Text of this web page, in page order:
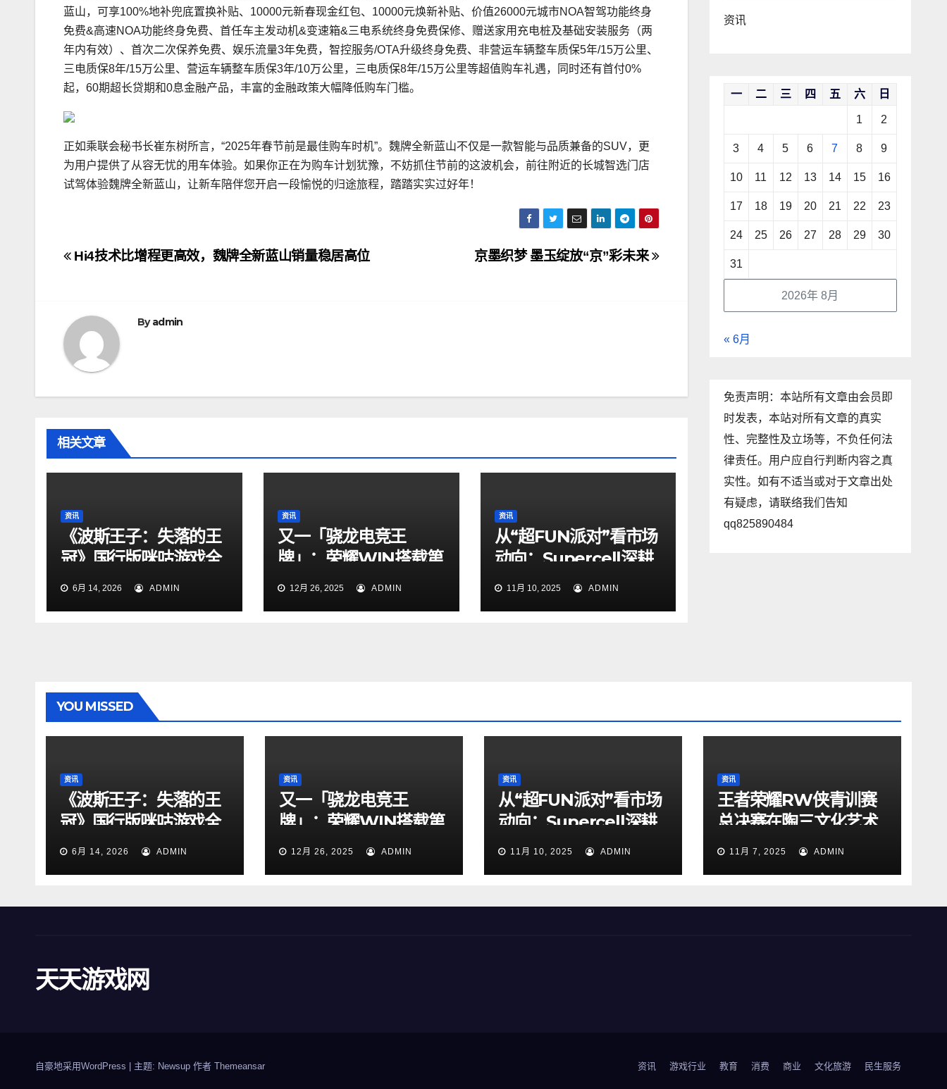
蓝山，可享100%地补兜底置换补贴、10000元新春现金红包、10000元焕新补贴、价值26000元城市NOA智驾功能终身
免费&高速NOA功能终身免费、首任车主发动机&变速箱&三电系统终身免费保修、赠送家用充电桩及基础安装服务（两
年内有效）、首次二次保养免费、娱乐流量3年免费，智控服务/OTA升级终身免费、非营运车辆整车质保5年/15万公里、
三电质保8年/15万公里、营运车辆整车质保3年/10万公里，三电质保8年/15万公里等超值购车礼遇，同时还有首付0%
起，60期超长贷期和0息金融产品，丰富的金融政策大幅降低购车门槛。
正如乘联会秘书长崔东树所言，“2025年春节前是最佳购车时机”。魏牌全新蓝山不仅是一款智能与品质兼备的SUV，更
为用户提供了从容无忧的用车体验。如果你正在为购车计划犹豫，不妨抓住节前的这波机会，前往附近的长城智选门店
试驾体验魏牌全新蓝山，让新车陪伴您开启一段愉悦的归途旅程，踏踏实实过好年！
文
导
航
京墨织梦 墨玉绽放“京”彩未来
Hi4技术比增程更高效，魏牌全新蓝山销量稳居高位
Byadmin
相关文章
资讯
《波斯王子：失落的王
冠》国行版咪咕游戏全
网独家首发上线
6月 14, 2026 ADMIN
资讯
又一「骁龙电竞王
牌」：荣耀WIN搭载第
五代骁龙8至尊版亮相
12月 26, 2025 ADMIN
资讯
从“超FUN派对”看市场
动向：Supercell深耕
中国，玩家见面会展现
11月 10, 2025 ADMIN
资讯
2026年 8月
一 二 三 四 五 六 日
1 2
3 4 5 6 7 8 9
10 11 12 13 14 15 16
17 18 19 20 21 22 23
24 25 26 27 28 29 30
31
« 6月
免责声明：本站所有文章由会员即
时发表，本站对所有文章的真实
性、完整性及立场等，不负任何法
律责任。用户应自行判断内容之真
实性。如有不适当或对于文章出处
有疑虑，请联络我们告知
qq825890484
YOU MISSED
资讯
《波斯王子：失落的王
冠》国行版咪咕游戏全
网独家首发上线
6月 14, 2026 ADMIN
资讯
又一「骁龙电竞王
牌」：荣耀WIN搭载第
五代骁龙8至尊版亮相
12月 26, 2025 ADMIN
资讯
从“超FUN派对”看市场
动向：Supercell深耕
中国，玩家见面会展现
11月 10, 2025 ADMIN
资讯
王者荣耀RW侠青训赛
总决赛在陶三文化艺术
园圆满落幕
11月 7, 2025 ADMIN
天天游戏网
自豪地采用WordPress 主题: Newsup 作者 Themeansar 资讯 游戏行业 教育 消费 商业 文化旅游 民生服务